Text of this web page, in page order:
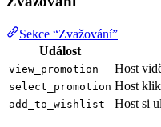
Sekce “Zvažování”
Událost
view_promotion Host
select_promotion Host
add_to_wishlist Host si